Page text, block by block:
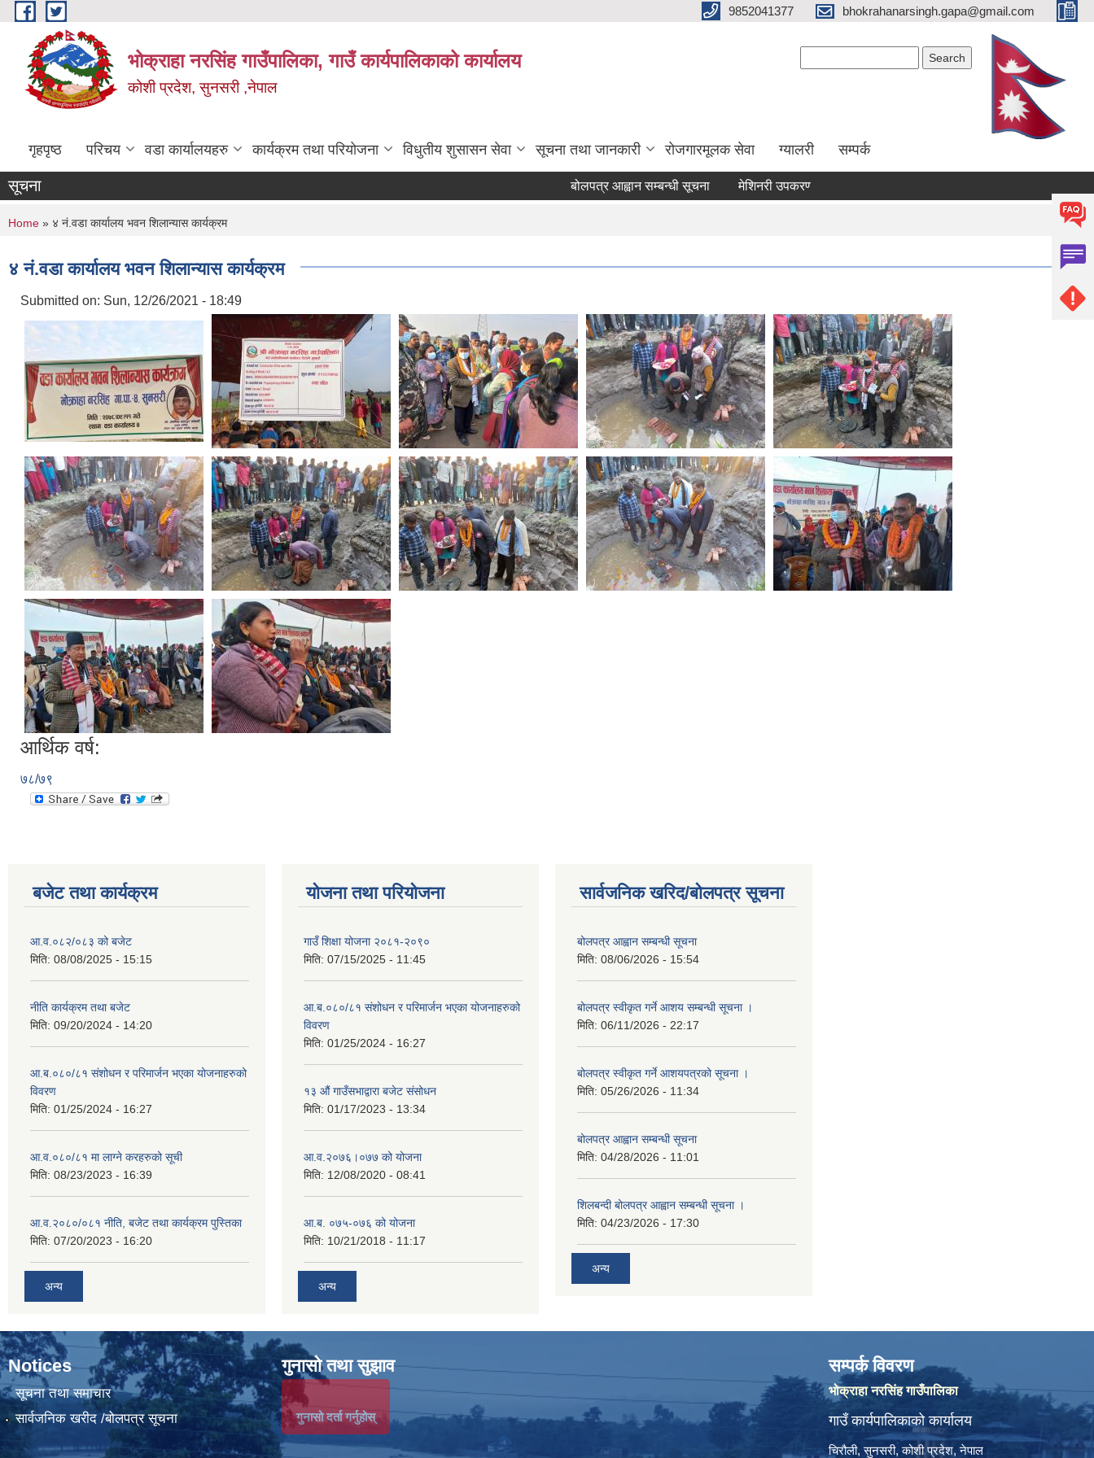
Skip to main content 9852041377 bhokrahanarsingh.gapa@gmail.com
भोक्राहा नरसिंह गाउँपालिका, गाउँ कार्यपालिकाको कार्यालय
कोशी प्रदेश, सुनसरी ,नेपाल
गृहपृष्ठ परिचय वडा कार्यालयहरु कार्यक्रम तथा परियोजना विधुतीय शुसासन सेवा सूचना तथा जानकारी रोजगारमूलक सेवा ग्यालरी सम्पर्क
सूचना बोलपत्र आह्वान सम्बन्धी सूचना मेशिनरी उपकरण भाडामा लिने कार्य सम्बन्धी सूचना
You are here
Home » ४ नं.वडा कार्यालय भवन शिलान्यास कार्यक्रम
४ नं.वडा कार्यालय भवन शिलान्यास कार्यक्रम
Submitted on: Sun, 12/26/2021 - 18:49
आर्थिक वर्ष:
७८/७९
बजेट तथा कार्यक्रम
आ.व.०८२/०८३ को बजेट
मिति: 08/08/2025 - 15:15
नीति कार्यक्रम तथा बजेट
मिति: 09/20/2024 - 14:20
आ.ब.०८०/८१ संशोधन र परिमार्जन भएका योजनाहरुको
विवरण
मिति: 01/25/2024 - 16:27
आ.व.०८०/८१ मा लाग्ने करहरुको सूची
मिति: 08/23/2023 - 16:39
आ.व.२०८०/०८१ नीति, बजेट तथा कार्यक्रम पुस्तिका
मिति: 07/20/2023 - 16:20
अन्य
योजना तथा परियोजना
गाउँ शिक्षा योजना २०८१-२०९०
मिति: 07/15/2025 - 11:45
आ.ब.०८०/८१ संशोधन र परिमार्जन भएका योजनाहरुको
विवरण
मिति: 01/25/2024 - 16:27
१३ औं गाउँसभाद्वारा बजेट संसोधन
मिति: 01/17/2023 - 13:34
आ‍.व.२०७६।०७७ को योजना
मिति: 12/08/2020 - 08:41
आ.ब. ०७५-०७६ को योजना
मिति: 10/21/2018 - 11:17
अन्य
सार्वजनिक खरिद/बोलपत्र सूचना
बोलपत्र आह्वान सम्बन्धी सूचना
मिति: 08/06/2026 - 15:54
बोलपत्र स्वीकृत गर्ने आशय सम्बन्धी सूचना ।
मिति: 06/11/2026 - 22:17
बोलपत्र स्वीकृत गर्ने आशयपत्रको सूचना ।
मिति: 05/26/2026 - 11:34
बोलपत्र आह्वान सम्बन्धी सूचना
मिति: 04/28/2026 - 11:01
शिलबन्दी बोलपत्र आह्वान सम्बन्धी सूचना ।
मिति: 04/23/2026 - 17:30
अन्य
Notices
सूचना तथा समाचार
सार्वजनिक खरीद /बोलपत्र सूचना
गुनासो तथा सुझाव
गुनासो दर्ता गर्नुहोस्
सम्पर्क विवरण
भोक्राहा नरसिंह गाउँपालिका
गाउँ कार्यपालिकाको कार्यालय
चिरौली, सुनसरी, कोशी प्रदेश, नेपाल